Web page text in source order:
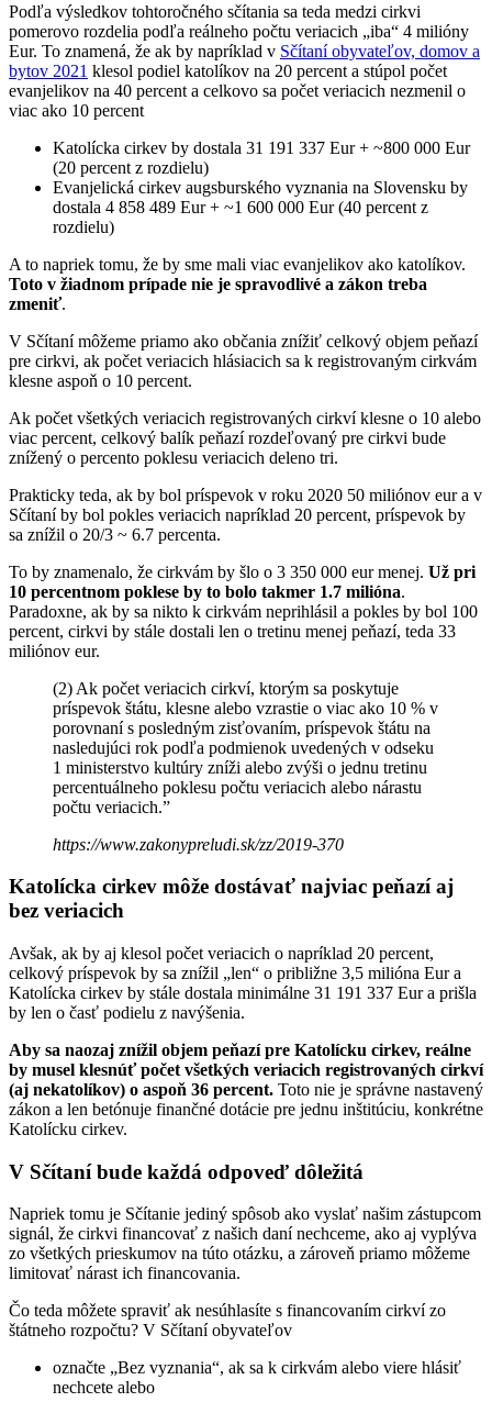
Podľa výsledkov tohtoročného sčítania sa teda medzi cirkvi
pomerovo rozdelia podľa reálneho počtu veriacich „iba“ 4 milióny
Eur. To znamená, že ak by napríklad v Sčítaní obyvateľov, domov a
bytov 2021 klesol podiel katolíkov na 20 percent a stúpol počet
evanjelikov na 40 percent a celkovo sa počet veriacich nezmenil o
viac ako 10 percent
Katolícka cirkev by dostala 31 191 337 Eur + ~800 000 Eur
(20 percent z rozdielu)
Evanjelická cirkev augsburského vyznania na Slovensku by
dostala 4 858 489 Eur + ~1 600 000 Eur (40 percent z
rozdielu)
A to napriek tomu, že by sme mali viac evanjelikov ako katolíkov.
Toto v žiadnom prípade nie je spravodlivé a zákon treba
zmeniť.
V Sčítaní môžeme priamo ako občania znížiť celkový objem peňazí
pre cirkvi, ak počet veriacich hlásiacich sa k registrovaným cirkvám
klesne aspoň o 10 percent.
Ak počet všetkých veriacich registrovaných cirkví klesne o 10 alebo
viac percent, celkový balík peňazí rozdeľovaný pre cirkvi bude
znížený o percento poklesu veriacich deleno tri.
Prakticky teda, ak by bol príspevok v roku 2020 50 miliónov eur a v
Sčítaní by bol pokles veriacich napríklad 20 percent, príspevok by
sa znížil o 20/3 ~ 6.7 percenta.
To by znamenalo, že cirkvám by šlo o 3 350 000 eur menej. Už pri
10 percentnom poklese by to bolo takmer 1.7 milióna.
Paradoxne, ak by sa nikto k cirkvám neprihlásil a pokles by bol 100
percent, cirkvi by stále dostali len o tretinu menej peňazí, teda 33
miliónov eur.
(2) Ak počet veriacich cirkví, ktorým sa poskytuje
príspevok štátu, klesne alebo vzrastie o viac ako 10 % v
porovnaní s posledným zisťovaním, príspevok štátu na
nasledujúci rok podľa podmienok uvedených v odseku
1 ministerstvo kultúry zníži alebo zvýši o jednu tretinu
percentuálneho poklesu počtu veriacich alebo nárastu
počtu veriacich.”
https://www.zakonypreludi.sk/zz/2019-370
Katolícka cirkev môže dostávať najviac peňazí aj
bez veriacich
Avšak, ak by aj klesol počet veriacich o napríklad 20 percent,
celkový príspevok by sa znížil „len“ o približne 3,5 milióna Eur a
Katolícka cirkev by stále dostala minimálne 31 191 337 Eur a prišla
by len o časť podielu z navýšenia.
Aby sa naozaj znížil objem peňazí pre Katolícku cirkev, reálne
by musel klesnúť počet všetkých veriacich registrovaných cirkví
(aj nekatolíkov) o aspoň 36 percent. Toto nie je správne nastavený
zákon a len betónuje finančné dotácie pre jednu inštitúciu, konkrétne
Katolícku cirkev.
V Sčítaní bude každá odpoveď dôležitá
Napriek tomu je Sčítanie jediný spôsob ako vyslať našim zástupcom
signál, že cirkvi financovať z našich daní nechceme, ako aj vyplýva
zo všetkých prieskumov na túto otázku, a zároveň priamo môžeme
limitovať nárast ich financovania.
Čo teda môžete spraviť ak nesúhlasíte s financovaním cirkví zo
štátneho rozpočtu? V Sčítaní obyvateľov
označte „Bez vyznania“, ak sa k cirkvám alebo viere hlásiť
nechcete alebo